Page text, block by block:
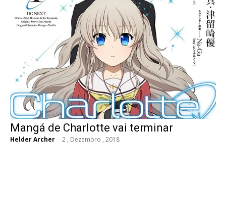
Mangá de Charlotte vai terminar
Helder Archer - 2 , Dezembro , 2018